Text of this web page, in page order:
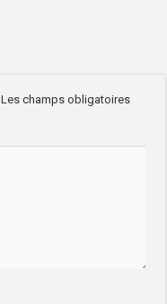
Les champs obligatoires